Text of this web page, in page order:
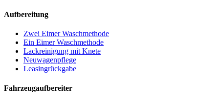
Aufbereitung
Zwei Eimer Waschmethode
Ein Eimer Waschmethode
Lackreinigung mit Knete
Neuwagenpflege
Leasingrückgabe
Fahrzeugaufbereiter